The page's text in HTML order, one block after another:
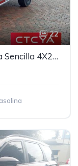
22
Chevrolet LUV D-MAX 2.5 Cabina Sencilla 4X2 Mt